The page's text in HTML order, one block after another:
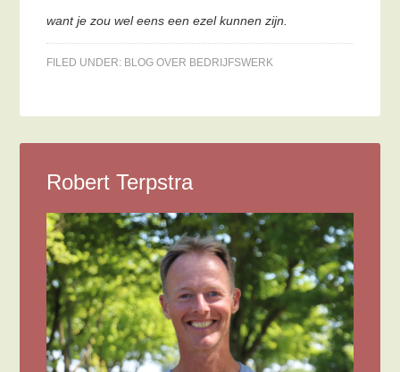
want je zou wel eens een ezel kunnen zijn.
FILED UNDER: BLOG OVER BEDRIJFSWERK
Robert Terpstra